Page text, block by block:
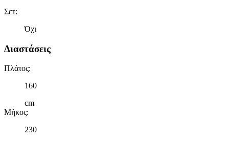
μας και την ανάπτυξη προϊόντων. Επίσης, κοινοποιούμε
τοποθεσίας μας στους συνεργάτες μέσων κοινωνικής
Σετ:
Όχι
Διαστάσεις
Πλάτος:
160
cm
Μήκος:
230